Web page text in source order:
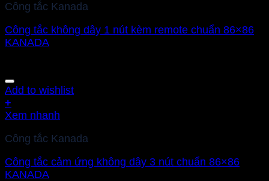
Công tắc Kanada
Công tắc không dây 1 nút kèm remote chuẩn 86×86
KANADA
Add to wishlist
+
Xem nhanh
Công tắc Kanada
Công tắc cảm ứng không dây 3 nút chuẩn 86×86
KANADA